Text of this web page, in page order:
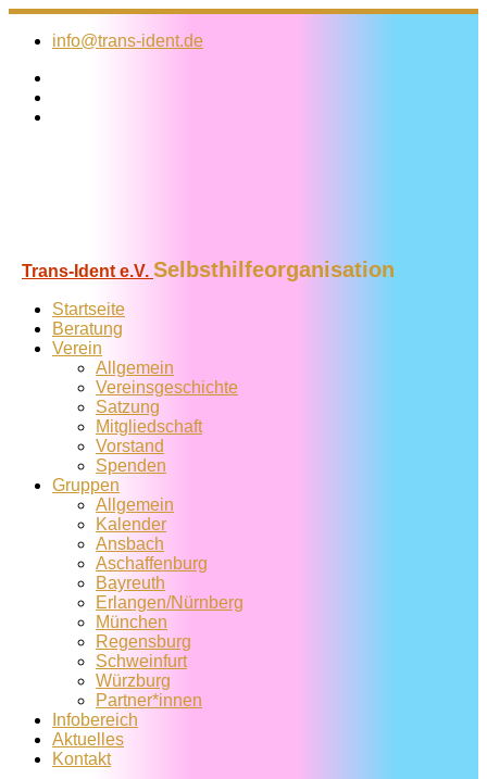
Zum
Inhalt
info@trans-ident.de
Trans-Ident e.V. Selbsthilfeorganisation
Startseite
Beratung
Verein
Allgemein
Vereins­geschichte
Satzung
Mitglied­schaft
Vorstand
Spenden
Gruppen
Allgemein
Kalender
Ansbach
Aschaffenburg
Bayreuth
Erlangen/Nürnberg
München
Regensburg
Schweinfurt
Würzburg
Partner*innen
Infobereich
Aktuelles
Kontakt